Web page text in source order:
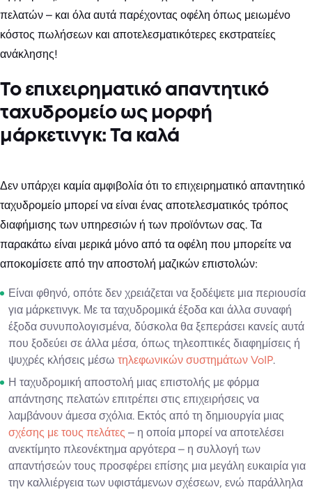
πελατών – και όλα αυτά παρέχοντας οφέλη όπως μειωμένο
κόστος πωλήσεων και αποτελεσματικότερες εκστρατείες
ανάκλησης!
Το επιχειρηματικό απαντητικό
ταχυδρομείο ως μορφή
μάρκετινγκ: Τα καλά
Δεν υπάρχει καμία αμφιβολία ότι το επιχειρηματικό απαντητικό
ταχυδρομείο μπορεί να είναι ένας αποτελεσματικός τρόπος
διαφήμισης των υπηρεσιών ή των προϊόντων σας. Τα
παρακάτω είναι μερικά μόνο από τα οφέλη που μπορείτε να
αποκομίσετε από την αποστολή μαζικών επιστολών:
Είναι φθηνό, οπότε δεν χρειάζεται να ξοδέψετε μια περιουσία
για μάρκετινγκ. Με τα ταχυδρομικά έξοδα και άλλα συναφή
έξοδα συνυπολογισμένα, δύσκολα θα ξεπεράσει κανείς αυτά
που ξοδεύει σε άλλα μέσα, όπως τηλεοπτικές διαφημίσεις ή
ψυχρές κλήσεις μέσω τηλεφωνικών συστημάτων VoIP.
Η ταχυδρομική αποστολή μιας επιστολής με φόρμα
απάντησης πελατών επιτρέπει στις επιχειρήσεις να
λαμβάνουν άμεσα σχόλια. Εκτός από τη δημιουργία μιας
σχέσης με τους πελάτες – η οποία μπορεί να αποτελέσει
ανεκτίμητο πλεονέκτημα αργότερα – η συλλογή των
απαντήσεών τους προσφέρει επίσης μια μεγάλη ευκαιρία για
την καλλιέργεια των υφιστάμενων σχέσεων, ενώ παράλληλα